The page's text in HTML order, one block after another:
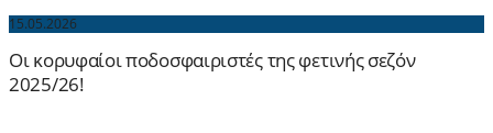
15.05.2026
Οι κορυφαίοι ποδοσφαιριστές της φετινής σεζόν
2025/26!